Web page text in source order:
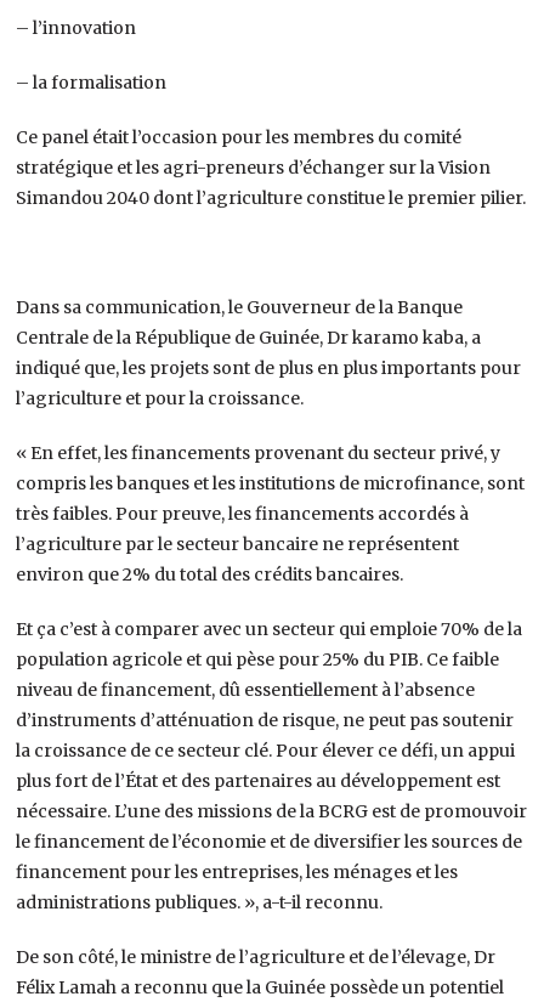
– l’innovation
– la formalisation
Ce panel était l’occasion pour les membres du comité
stratégique et les agri-preneurs d’échanger sur la Vision
Simandou 2040 dont l’agriculture constitue le premier pilier.
Dans sa communication, le Gouverneur de la Banque
Centrale de la République de Guinée, Dr karamo kaba, a
indiqué que, les projets sont de plus en plus importants pour
l’agriculture et pour la croissance.
« En effet, les financements provenant du secteur privé, y
compris les banques et les institutions de microfinance, sont
très faibles. Pour preuve, les financements accordés à
l’agriculture par le secteur bancaire ne représentent
environ que 2% du total des crédits bancaires.
Et ça c’est à comparer avec un secteur qui emploie 70% de la
population agricole et qui pèse pour 25% du PIB. Ce faible
niveau de financement, dû essentiellement à l’absence
d’instruments d’atténuation de risque, ne peut pas soutenir
la croissance de ce secteur clé. Pour élever ce défi, un appui
plus fort de l’État et des partenaires au développement est
nécessaire. L’une des missions de la BCRG est de promouvoir
le financement de l’économie et de diversifier les sources de
financement pour les entreprises, les ménages et les
administrations publiques. », a-t-il reconnu.
De son côté, le ministre de l’agriculture et de l’élevage, Dr
Félix Lamah a reconnu que la Guinée possède un potentiel